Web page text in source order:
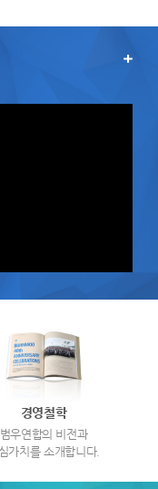
경영철학
범우연합의 비전과
가치를 소개합니다.